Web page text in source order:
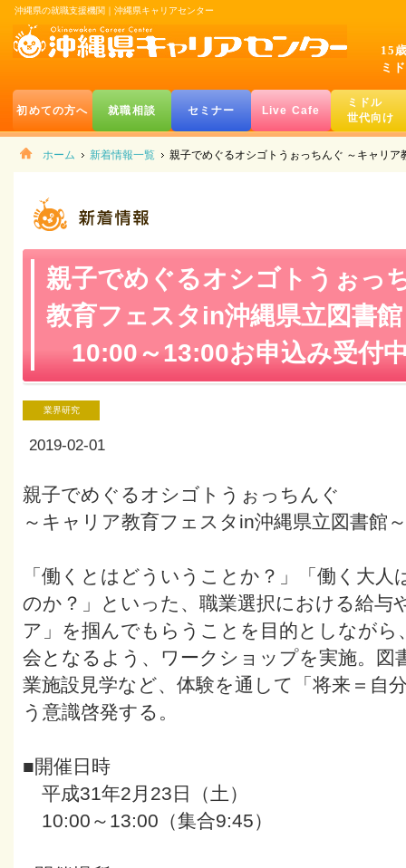
沖縄県の就職支援機関｜沖縄県キャリアセンター
15
ミ
初めての方へ 就職相談 セミナー Live Cafe
ミドル
世代向け
ホーム 新着情報一覧 親子でめぐるオシゴトうぉっちんぐ ～キャリ
親子でめぐるオシゴトうぉっ
教育フェスタin沖縄県立図書
10:00～13:00お申込み受付
業界研究
2019-02-01
親子でめぐるオシゴトうぉっちんぐ
～キャリア教育フェスタin沖縄県立図書館～
「働くとはどういうことか？」「働く大
のか？」といった、職業選択における給与
ア」を掴んでもらうことを目的としながら
会となるよう、ワークショップを実施。図
業施設見学など、体験を通して「将来＝自
う意識啓発する。
■開催日時
平成31年2月23日（土）
10:00～13:00（集合9:45）